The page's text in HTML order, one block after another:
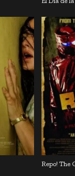
Repo! The